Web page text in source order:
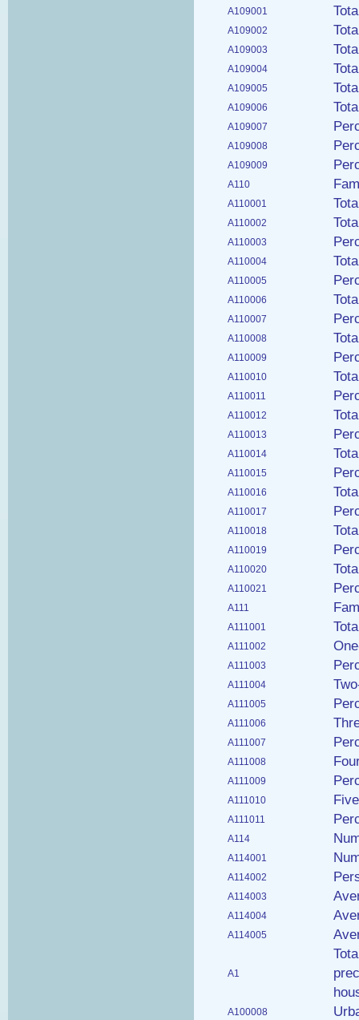
A109001
A109002
A109003
A109004
A109005
A109006
A109007
A109008
A109009
A110
A110001
A110002
A110003
A110004
A110005
A110006
A110007
A110008
A110009
A110010
A110011
A110012
A110013
A110014
A110015
A110016
A110017
A110018
A110019
A110020
A110021
A111
A111001
A111002
A111003
A111004
A111005
A111006
A111007
A111008
A111009
A111010
A111011
A114
A114001
A114002
A114003
A114004
A114005
A1
A100008